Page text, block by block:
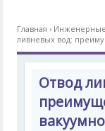
Главная ›
ливневых вод:
Отвод